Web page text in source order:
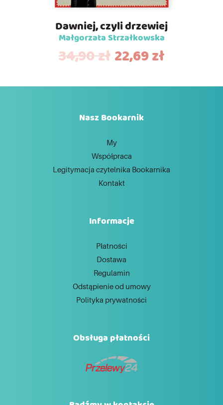
Dawniej, czyli drzewiej
Małgorzata Strzałkowska
34,90zł 22,69zł
Nasz Bookarnik
My
Współpraca
Legitymacja czytelnika Bookarnika
Kontakt
Informacje
Płatności
Dostawa
Regulamin
Odstąpienie od umowy
Polityka prywatności
Obsługa płatności